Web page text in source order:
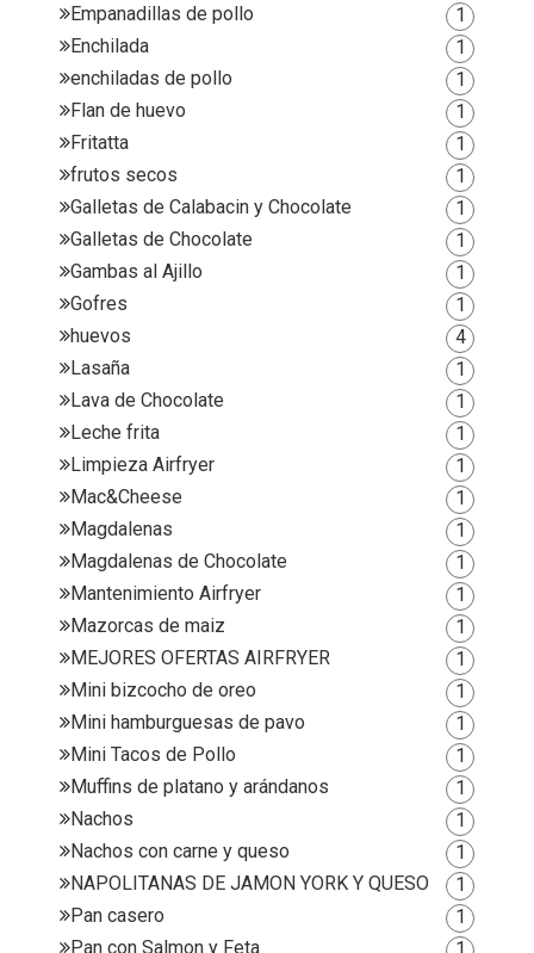
Empanadillas de pollo
1
Enchilada
1
enchiladas de pollo
1
Flan de huevo
1
Fritatta
1
frutos secos
1
Galletas de Calabacin y Chocolate
1
Galletas de Chocolate
1
Gambas al Ajillo
1
Gofres
1
huevos
4
Lasaña
1
Lava de Chocolate
1
Leche frita
1
Limpieza Airfryer
1
Mac&Cheese
1
Magdalenas
1
Magdalenas de Chocolate
1
Mantenimiento Airfryer
1
Mazorcas de maiz
1
MEJORES OFERTAS AIRFRYER
1
Mini bizcocho de oreo
1
Mini hamburguesas de pavo
1
Mini Tacos de Pollo
1
Muffins de platano y arándanos
1
Nachos
1
Nachos con carne y queso
1
NAPOLITANAS DE JAMON YORK Y QUESO
1
Pan casero
1
Pan con Salmon y Feta